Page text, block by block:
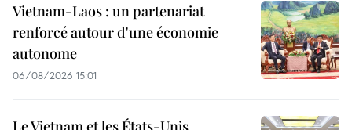
Vietnam-Laos : un partenariat
renforcé autour d'une économie
autonome
06/08/2026 15:01
Le Vietnam et les États-Unis